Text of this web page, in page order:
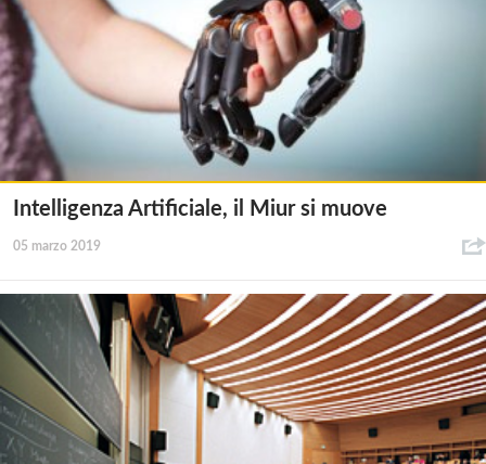
Intelligenza Artificiale, il Miur si muove
05 marzo 2019